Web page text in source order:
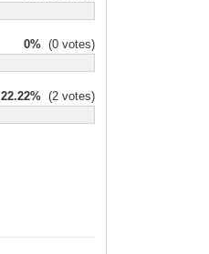
0% (0 votes)
22.22% (2 votes)